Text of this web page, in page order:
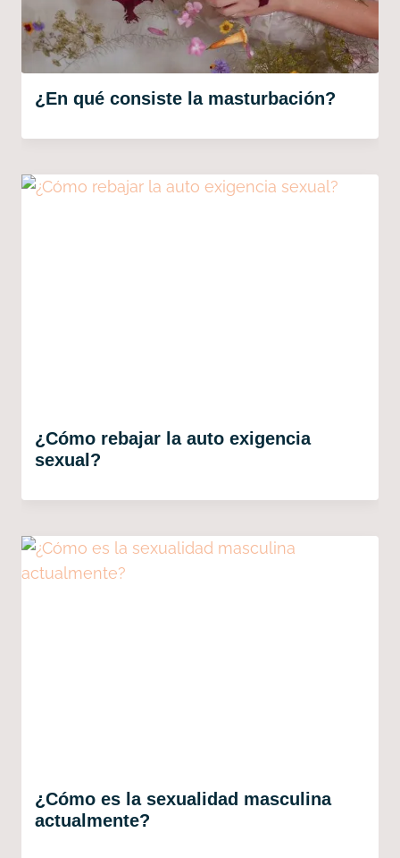
¿En qué consiste la masturbación?
¿Cómo rebajar la auto exigencia
sexual?
¿Cómo es la sexualidad masculina
actualmente?